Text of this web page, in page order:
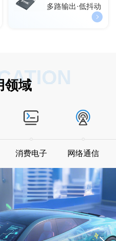
多路输出·低抖动
领域
消费电子 网络通信